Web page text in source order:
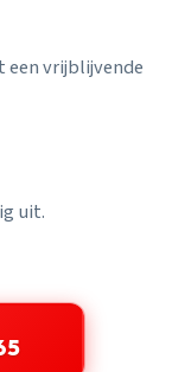
een vrijblijvende
uit.